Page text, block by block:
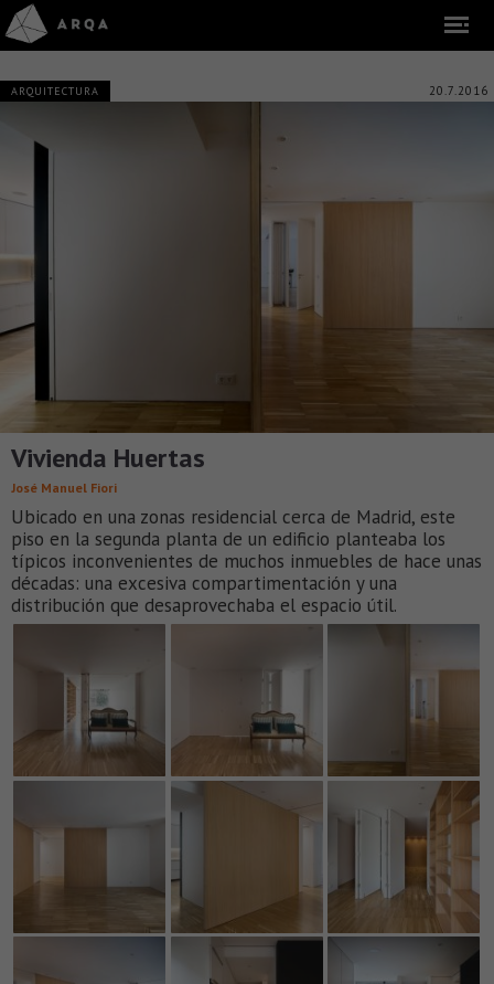
ARQUITECTURA 20.7.2016
Vivienda Huertas
José Manuel Fiori
Ubicado en una zonas residencial cerca de Madrid, este
piso en la segunda planta de un edificio planteaba los
típicos inconvenientes de muchos inmuebles de hace unas
décadas: una excesiva compartimentación y una
distribución que desaprovechaba el espacio útil.